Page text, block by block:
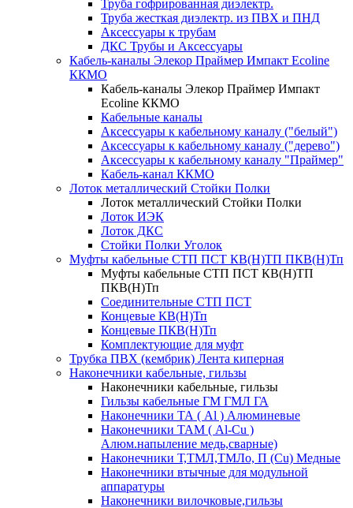
Труба гофрированная диэлектр.
Труба жесткая диэлектр. из ПВХ и ПНД
Аксессуары к трубам
ДКС Трубы и Аксессуары
Кабель-каналы Элекор Праймер Импакт Ecoline
ККМО
Кабель-каналы Элекор Праймер Импакт
Ecoline ККМО
Кабельные каналы
Аксессуары к кабельному каналу ("белый")
Аксессуары к кабельному каналу ("дерево")
Аксессуары к кабельному каналу "Праймер"
Кабель-канал ККМО
Лоток металлический Стойки Полки
Лоток металлический Стойки Полки
Лоток ИЭК
Лоток ДКС
Стойки Полки Уголок
Муфты кабельные СТП ПСТ КВ(Н)ТП ПКВ(Н)Тп
Муфты кабельные СТП ПСТ КВ(Н)ТП
ПКВ(Н)Тп
Соединительные СТП ПСТ
Концевые КВ(Н)Тп
Концевые ПКВ(Н)Тп
Комплектующие для муфт
Трубка ПВХ (кембрик) Лента киперная
Наконечники кабельные, гильзы
Наконечники кабельные, гильзы
Гильзы кабельные ГМ ГМЛ ГА
Наконечники ТА ( Al ) Алюминевые
Наконечники ТАМ ( Al-Cu )
Алюм.напыление медь,сварные)
Наконечники Т,ТМЛ,ТМЛо, П (Cu) Медные
Наконечники втычные для модульной
аппаратуры
Наконечники вилочковые,гильзы